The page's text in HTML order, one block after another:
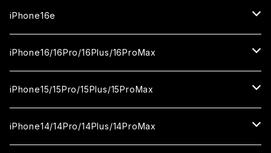
カメラ用フィルム
ガラスフィルム
セラミックフィルム
iPhone17Pro
ガラスフィルム
セラミックフィルム
iPhone17proMax
ガラスフィルム
セラミックフィルム
ガラスフィルム
セラミックフィルム
カメラ用フィルム
iPhone16e
ガラスフィルム
セラミックフィルム
カメラ用フィルム
iPhone16/16Pro/16Plus/16ProMax
iPhone16
ガラスフィルム
iPhone16Pro
iPhone15/15Pro/15Plus/15ProMax
iPhone15
iPhone14/14Pro/14Plus/14ProMax